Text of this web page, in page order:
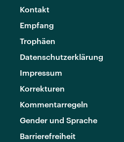
Kontakt
Empfang
Trophäen
Datenschutzerklärung
Impressum
Korrekturen
Kommentarregeln
Gender und Sprache
Barrierefreiheit